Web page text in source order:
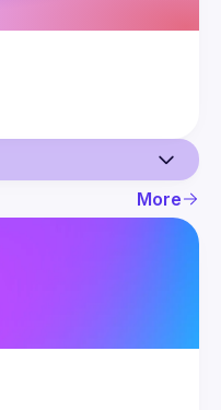
More